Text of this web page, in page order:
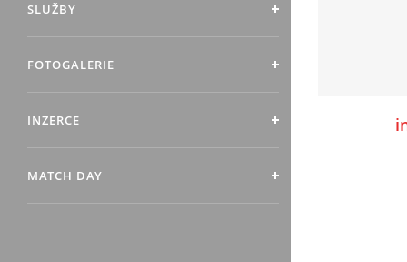
SLUŽBY
FOTOGALERIE
INZERCE
MATCH DAY